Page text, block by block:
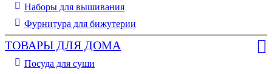
Наборы для вышивания
Фурнитура для бижутерии
ТОВАРЫ ДЛЯ ДОМА
Посуда для суши